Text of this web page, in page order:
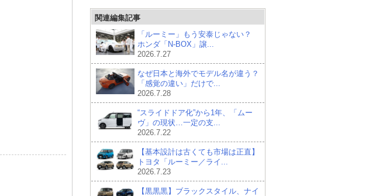
関連編集記事
「ルーミー」もう安泰じゃない？
ホンダ「N-BOX」譲...
2026.7.27
なぜ日本と海外でモデル名が違う？
「感覚の違い」だけで...
2026.7.28
“スライドドア化”から1年、「ムー
ヴ」の現状…一定の支...
2026.7.22
【基本設計は古くても市場は正直】
トヨタ「ルーミー／ライ...
2026.7.23
【黒黒黒】ブラックスタイル、ナイ